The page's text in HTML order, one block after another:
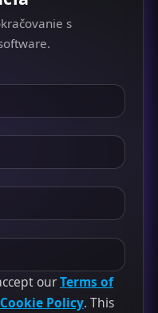
s
ourTerms of
Cookie Policy. This